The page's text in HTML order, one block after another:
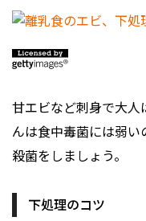
甘エビなど刺身で大
んは食中毒菌には弱
殺菌をしましょう。
下処理のコツ